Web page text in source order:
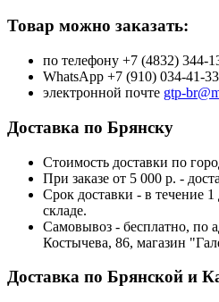
Товар можно заказать:
по телефону +7 (4832) 344-
WhatsApp +7 (910) 034-41-33
электронной почте gtp-
Доставка по Брянску
Стоимость доставки по
При заказе от 5 000 р. -
Срок доставки - в течение
складе.
Самовывоз - бесплатно, по
Костычева, 86, магазин
Доставка по Брянской и